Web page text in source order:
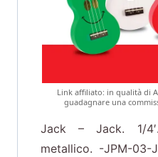
Link affiliato: in qualità di
guadagnare una
Jack – Jack. 1/
metallico. -JPM-